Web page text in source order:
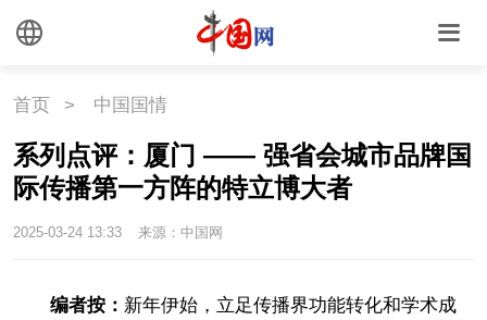
首页 > 中国国情
系列点评：厦门 —— 强省会城市品牌国
际传播第一方阵的特立博大者
2025-03-24 13:33 来源：中国网
编者按： 新年伊始，立足传播界功能转化和学术成